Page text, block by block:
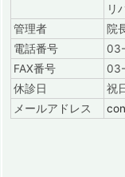
リ
管理者
院
電話番号
FAX番号
休診日
祝
メールアドレス